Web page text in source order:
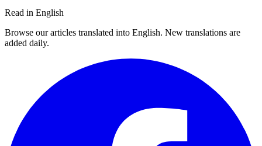
Read in English
Browse our articles translated into English. New translations are
added daily.